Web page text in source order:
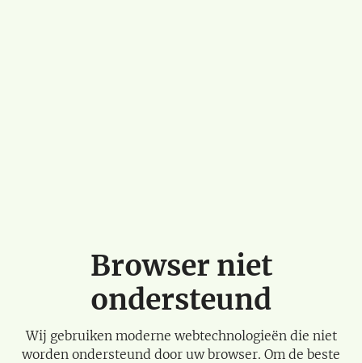
Browser niet
ondersteund
Wij gebruiken moderne webtechnologieën die niet
worden ondersteund door uw browser. Om de beste